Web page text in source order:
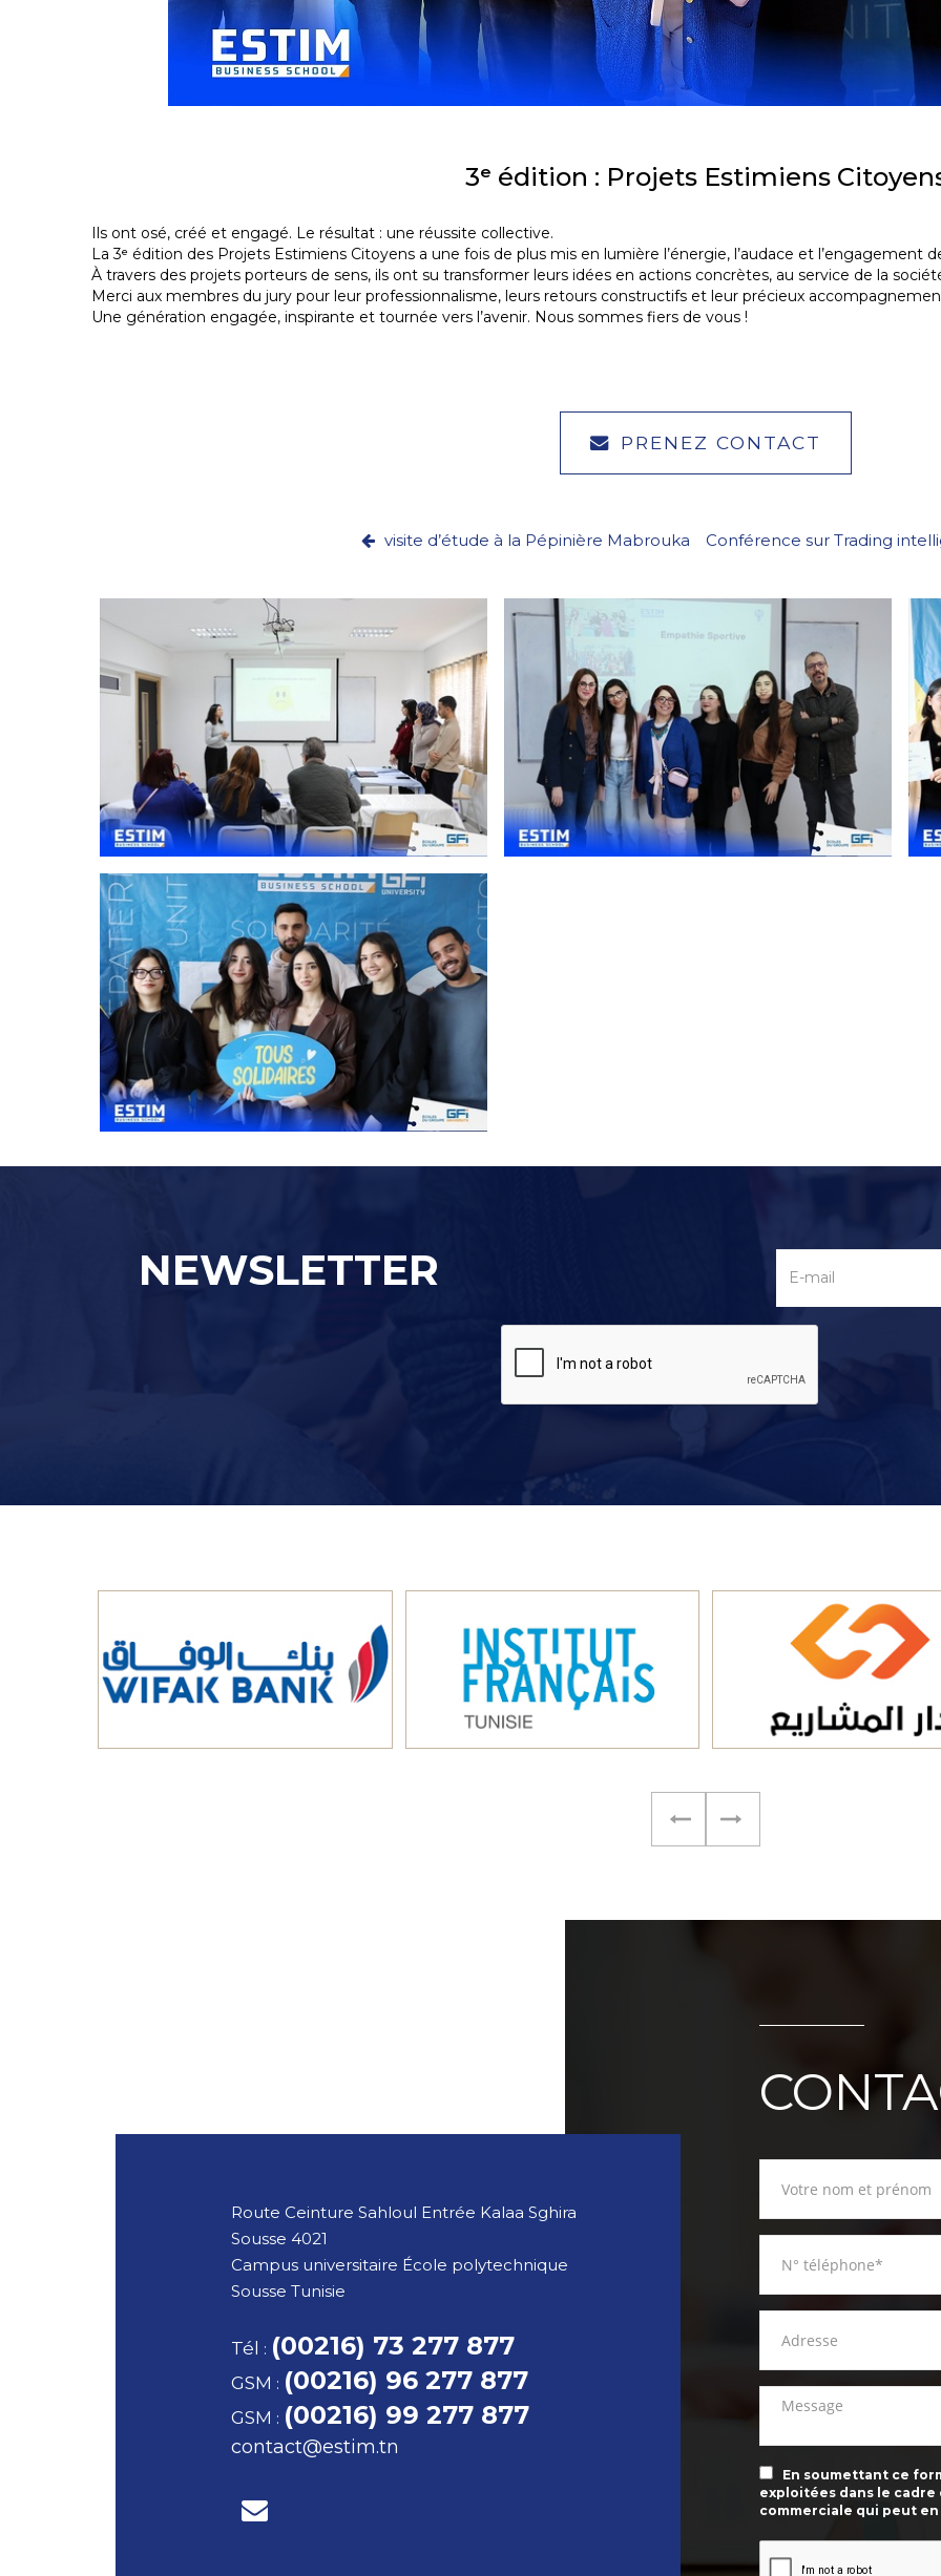
3ᵉ édition : Projets Estimiens
Ils ont osé, créé et engagé. Le résultat : une réussite collective.
La 3ᵉ édition des Projets Estimiens Citoyens a une fois de plus mis en lumière l’énergie, l’audace et l’engagement
À travers des projets porteurs de sens, ils ont su transformer leurs idées en actions concrètes, au service de la
Merci aux membres du jury pour leur professionnalisme, leurs retours constructifs et leur précieux
Une génération engagée, inspirante et tournée vers l’avenir. Nous sommes fiers de vous !
PRENEZ CONTACT
visite d’étude à la Pépinière Mabrouka Conférence sur Trading
NEWSLETTER
Route Ceinture Sahloul Entrée Kalaa Sghira
Sousse 4021
Campus universitaire École polytechnique
Sousse Tunisie
Tél : (00216) 73 277 877
GSM : (00216) 96 277 877
GSM : (00216) 99 277 877
contact@estim.tn
En soumettant ce
exploitées dans le
commerciale qui peut